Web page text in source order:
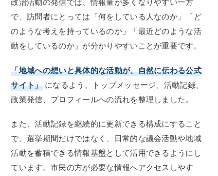
で、訪問者にとっては「何をしている人なのか」「ど
のような考えを持っているのか」「最近どのような活
動をしているのか」が分かりやすいことが重要です。
「地域への想いと具体的な活動が、自然に伝わる公式
サイト」になるよう、トップメッセージ、活動記録、
政策発信、プロフィールへの流れを整理しました。
また、活動記録を継続的に更新できる構成にすること
で、選挙期間だけではなく、日常的な議会活動や地域
活動を蓄積できる情報基盤として活用できるようにし
ています。市民の方が必要な情報へアクセスしやす